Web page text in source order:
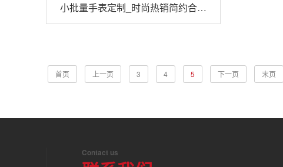
小批量手表定制_时尚热销简约合金
首页 上一页 3 4 5 下一页 末页
Contact us